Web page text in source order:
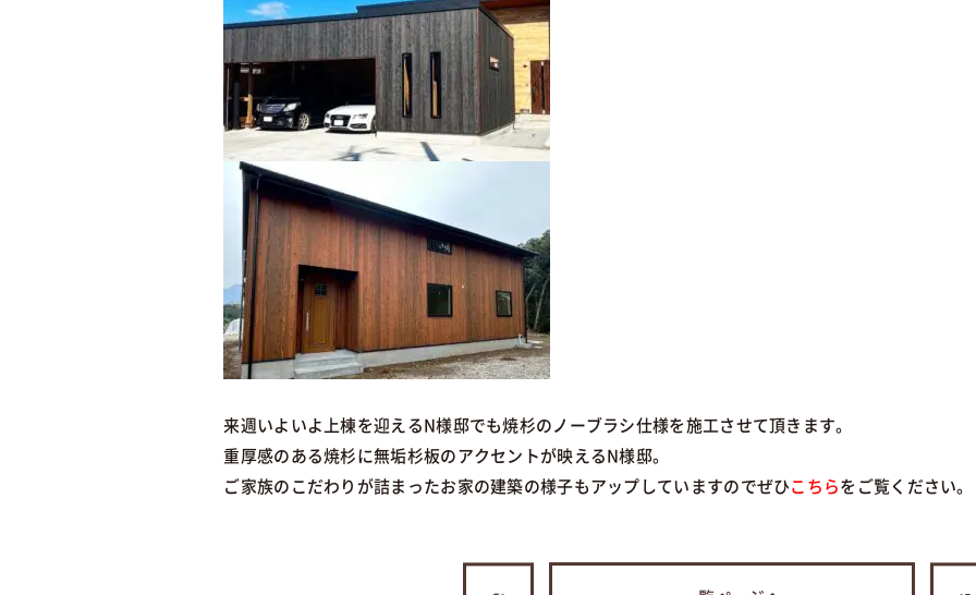
来週いよいよ上棟を迎えるN様邸でも焼杉のノーブラシ仕様を施工させて頂きます。
重厚感のある焼杉に無垢杉板のアクセントが映えるN様邸。
ご家族のこだわりが詰まったお家の建築の様子もアップしていますのでぜひこちらをご覧ください。